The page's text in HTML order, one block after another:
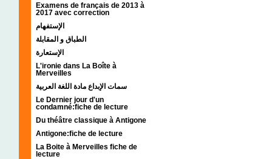
Examens de français de 2013 à
2017 avec correction
الإستفهام
الطباق و المقابلة
الإستعارة
L'ironie dans La Boîte à
Merveilles
سمات الإبداع مادة اللغة العربية
Le Dernier jour d'un
condamné:fiche de lecture
Du théâtre classique à Antigone
Antigone:fiche de lecture
La Boite à Merveilles fiche de
lecture